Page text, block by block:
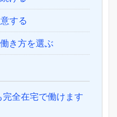
する
き方を選ぶ
完全在宅で働けます